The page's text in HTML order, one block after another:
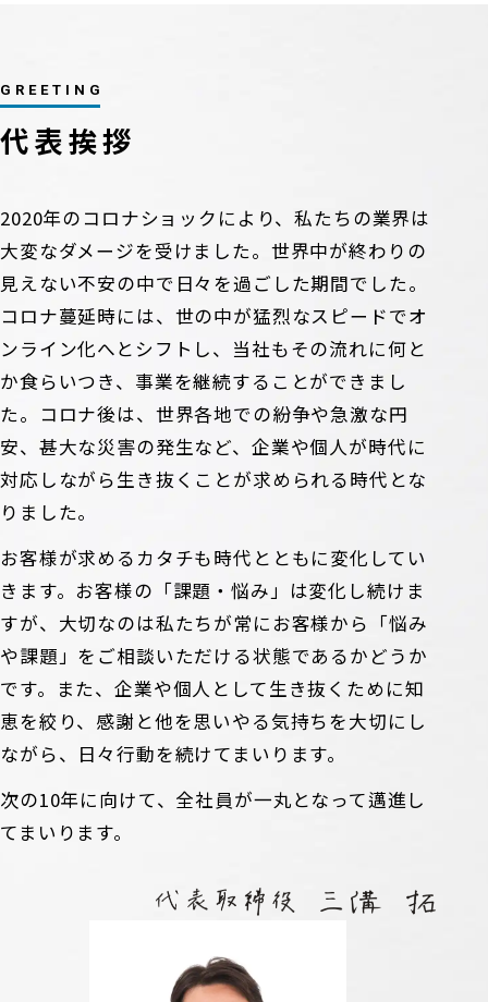
GREETING
代表挨拶
2020年のコロナショックにより、私たちの業界は
大変なダメージを受けました。世界中が終わりの
見えない不安の中で日々を過ごした期間でした。
コロナ蔓延時には、世の中が猛烈なスピードでオ
ンライン化へとシフトし、当社もその流れに何と
か食らいつき、事業を継続することができまし
た。コロナ後は、世界各地での紛争や急激な円
安、甚大な災害の発生など、企業や個人が時代に
対応しながら生き抜くことが求められる時代とな
りました。
お客様が求めるカタチも時代とともに変化してい
きます。お客様の「課題・悩み」は変化し続けま
すが、大切なのは私たちが常にお客様から「悩み
や課題」をご相談いただける状態であるかどうか
です。また、企業や個人として生き抜くために知
恵を絞り、感謝と他を思いやる気持ちを大切にし
ながら、日々行動を続けてまいります。
次の10年に向けて、全社員が一丸となって邁進し
てまいります。